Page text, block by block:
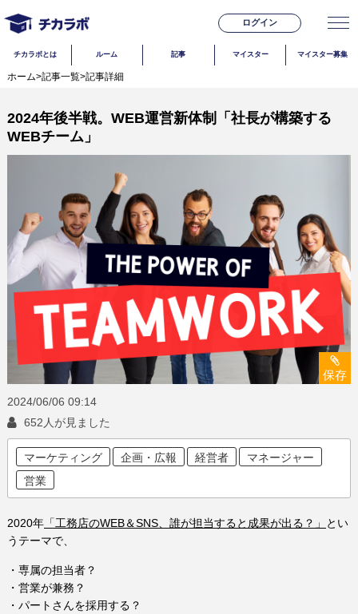
ログイン
チカラボとは ルーム 記事 マイスター マイスター募集
ホーム>記事一覧>記事詳細
2024年後半戦。WEB運営新体制「社長が構築する
WEBチーム」
保存
2024/06/06 09:14
652人が見ました
マーケティング 企画・広報 経営者
マネージャー
営業
2020年 「工務店のWEB＆SNS、誰が担当すると成果が出る？」
とい
うテーマで、
・専属の担当者？
・営業が兼務？
・パートさんを採用する？